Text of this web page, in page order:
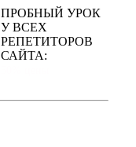
ПРОБНЫЙ УРОК
У ВСЕХ
РЕПЕТИТОРОВ
САЙТА: